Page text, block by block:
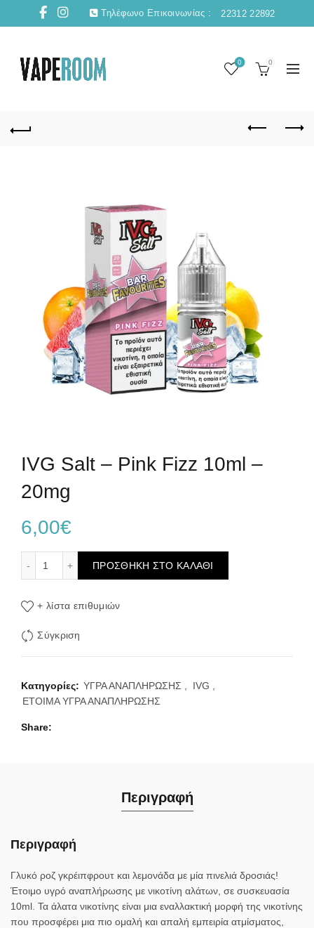
Τηλέφωνο Επικοινωνίας : 22312 22892
0 0
IVG Salt – Pink Fizz 10ml –
20mg
6,00€
ΠΡΟΣΘΉΚΗ ΣΤΟ ΚΑΛΆΘΙ
+ λίστα επιθυμιών
Σύγκριση
Κατηγορίες: ΥΓΡΑ ΑΝΑΠΛΗΡΩΣΗΣ IVG
ΕΤΟΙΜΑ ΥΓΡΑ ΑΝΑΠΛΗΡΩΣΗΣ
Share
Περιγραφή
Περιγραφή
Γλυκό ροζ γκρέιπφρουτ και λεμονάδα με μία πινελιά δροσιάς!
Έτοιμο υγρό αναπλήρωσης με νικοτίνη αλάτων, σε συσκευασία
10ml. Τα άλατα νικοτίνης είναι μια εναλλακτική μορφή της νικοτίνης
που προσφέρει μια πιο ομαλή και απαλή εμπειρία ατμίσματος,